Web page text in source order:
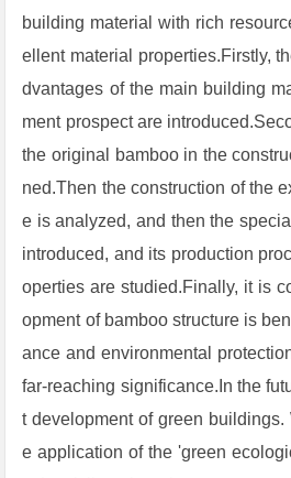
building material with rich
ellent material properties.Firstly,
dvantages of the main building
ment prospect are
the original bamboo in the
ned.Then the construction of the
e is analyzed, and then the
introduced, and its production
operties are studied.Finally, it is
opment of bamboo structure is
ance and environmental
far-reaching significance.In the
t development of green buildings.
e application of the 'green